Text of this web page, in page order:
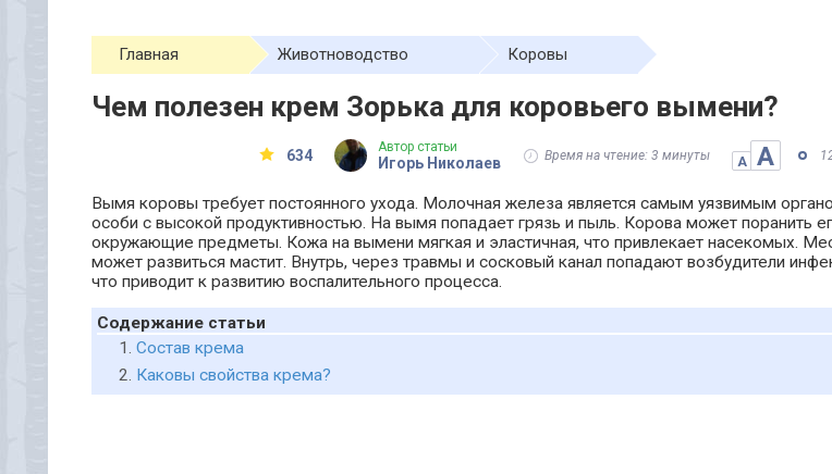
Главная Животноводство Коровы
Чем полезен крем Зорька для коровьего вымени?
634 Автор статьи
Игорь Николаев Время на чтение: 3 минуты А А
Вымя коровы требует постоянного ухода. Молочная железа является самым уязвимым
особи с высокой продуктивностью. На вымя попадает грязь и пыль. Корова может поранить
окружающие предметы. Кожа на вымени мягкая и эластичная, что привлекает насекомых.
может развиться мастит. Внутрь, через травмы и сосковый канал попадают возбудители
что приводит к развитию воспалительного процесса.
Содержание статьи
Состав крема
Каковы свойства крема?